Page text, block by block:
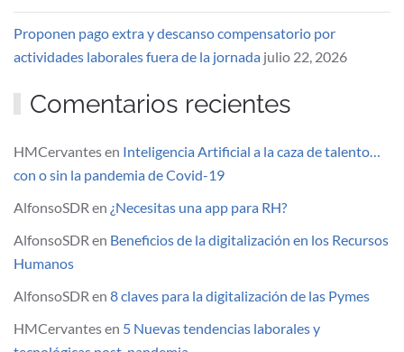
Proponen pago extra y descanso compensatorio por
actividades laborales fuera de la jornada julio 22, 2026
Comentarios recientes
HMCervantesen Inteligencia Artificial a la caza de talento…
con o sin la pandemia de Covid-19
AlfonsoSDR en ¿Necesitas una app para RH?
AlfonsoSDR en Beneficios de la digitalización en los Recursos
Humanos
AlfonsoSDR en 8 claves para la digitalización de las Pymes
HMCervantesen 5 Nuevas tendencias laborales y